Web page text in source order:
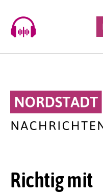
content
Richtig mit